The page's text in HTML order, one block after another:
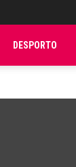
DESPORTO